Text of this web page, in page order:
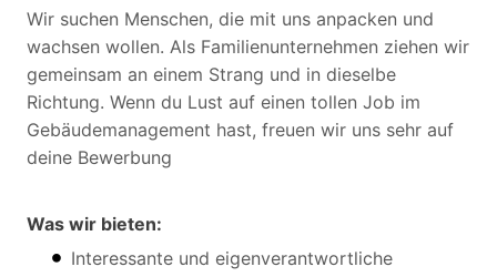
Wir suchen Menschen, die mit uns anpacken und
wachsen wollen. Als Familienunternehmen ziehen wir
gemeinsam an einem Strang und in dieselbe
Richtung. Wenn du Lust auf einen tollen Job im
Gebäudemanagement hast, freuen wir uns sehr auf
deine Bewerbung
Was wir bieten:
Interessante und eigenverantwortliche